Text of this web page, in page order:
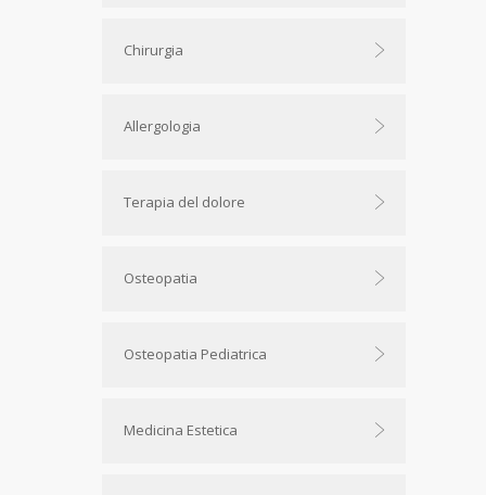
Chirurgia
Allergologia
Terapia del dolore
Osteopatia
Osteopatia Pediatrica
Medicina Estetica